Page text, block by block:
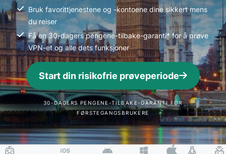
Bruk favorittjenestene og -kontoene dine sikkert mens
du reiser
Få en 30-dagers pengene-tilbake-garanti* for å prøve
VPN-et og alle dets funksjoner
Start din risikofrie prøveperiode
30-DAGERS PENGENE-TILBAKE-GARANTI FOR
FØRSTEGANGSBRUKERE